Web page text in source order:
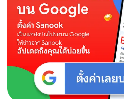
เข้า
ใหม่
ประจำ
เดือน
ธันวาคม